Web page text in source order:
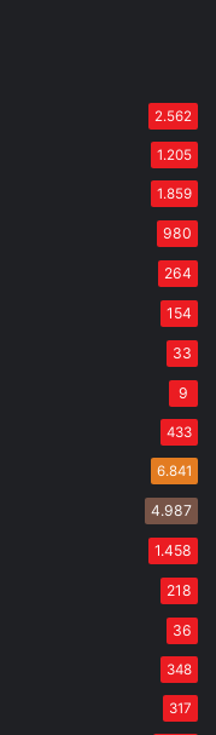
2.562
1.205
1.859
980
264
154
33
9
433
6.841
4.987
1.458
218
36
348
317